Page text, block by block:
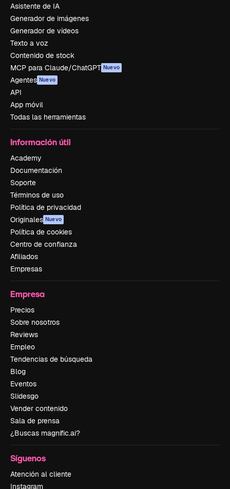
Asistente de IA
Generador de imágenes
Generador de vídeos
Texto a voz
Contenido de stock
MCP para Claude/ChatGPT Nuevo
Agentes Nuevo
API
App móvil
Todas las herramientas
Información útil
Academy
Documentación
Soporte
Términos de uso
Política de privacidad
Originales Nuevo
Política de cookies
Centro de confianza
Afiliados
Empresas
Empresa
Precios
Sobre nosotros
Reviews
Empleo
Tendencias de búsqueda
Blog
Eventos
Slidesgo
Vender contenido
Sala de prensa
¿Buscas magnific.ai?
Síguenos
Atención al cliente
Instagram